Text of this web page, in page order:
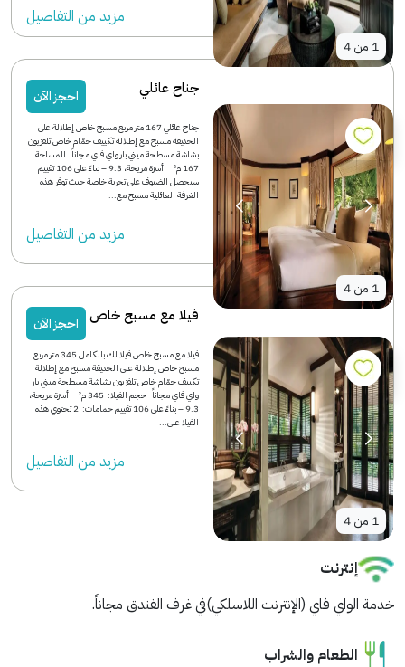
1 من4
مزید من التفاصیل
1 من4
جناح عائلي احجز الآن
جناح عائلي 167 متر مربع مسبح خاص إطلالة على
الحديقة مسبح مع إطلالة تكييف حمّام خاص تلفزيون
بشاشة مسطحة ميني بار واي فاي مجاناً المساحة
167 م² أسرّة مريحة، 9.3 – بناءً على 106 تقييم
سيحصل الضيوف على تجربة خاصة حيث توفر هذه
الغرفة العائلية مسبح مع...
مزید من التفاصیل
1 من4
فيلا مع مسبح خاص احجز الآن
فيلا مع مسبح خاص فيلا لك بالكامل 345 متر مربع
مسبح خاص إطلالة على الحديقة مسبح مع إطلالة
تكييف حمّام خاص تلفزيون بشاشة مسطحة ميني بار
واي فاي مجاناً حجم الفيلا: 345 م² أسرّة مريحة،
9.3 – بناءً على 106 تقييم حمامات: 2 تحتوي هذه
الفيلا على...
مزید من التفاصیل
مرافق مكان الإقامة
إنترنت
خدمة الواي فاي (الإنترنت اللاسلكي)في غرف الفندق مجاناً.
الطعام والشراب